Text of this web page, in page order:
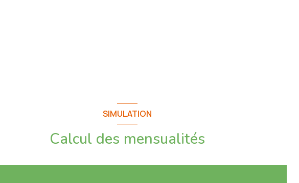
SIMULATION
Calcul des mensualités